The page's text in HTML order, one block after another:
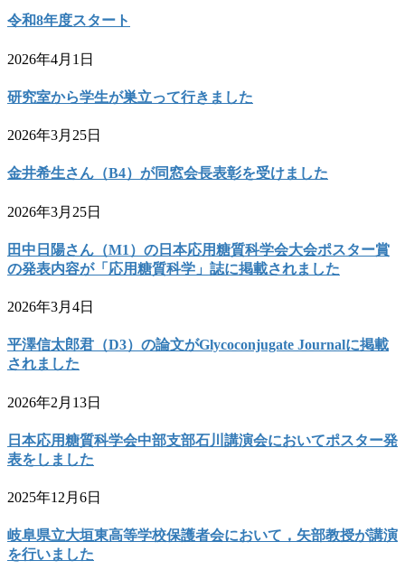
令和8年度スタート
2026年4月1日
研究室から学生が巣立って行きました
2026年3月25日
金井希生さん（B4）が同窓会長表彰を受けました
2026年3月25日
田中日陽さん（M1）の日本応用糖質科学会大会ポスター賞
の発表内容が「応用糖質科学」誌に掲載されました
2026年3月4日
平澤信太郎君（D3）の論文がGlycoconjugate Journalに掲載
されました
2026年2月13日
日本応用糖質科学会中部支部石川講演会においてポスター発
表をしました
2025年12月6日
岐阜県立大垣東高等学校保護者会において，矢部教授が講演
を行いました